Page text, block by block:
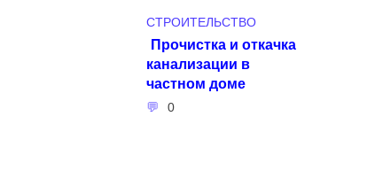
СТРОИТЕЛЬСТВО
Прочистка и откачка
канализации в
частном доме
0